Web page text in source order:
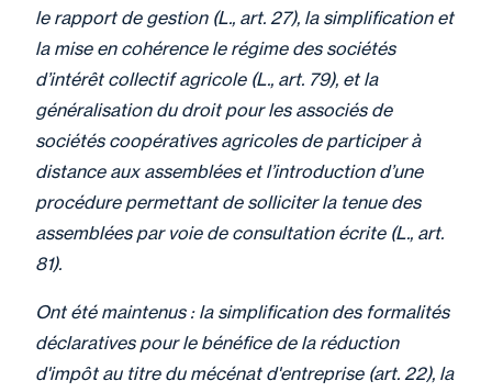
dirigeants fondateurs de
SPATIO dans le cadre de
leur transmission
Actualité 28 mai 2026
Fidal accompagne Next
Pack dans le cadre de
l’acquisition de la société
ALDIVER.
le rapport de gestion (L., art. 27), la simplification et
la mise en cohérence le régime des sociétés
d’intérêt collectif agricole (L., art. 79), et la
généralisation du droit pour les associés de
sociétés coopératives agricoles de participer à
distance aux assemblées et l’introduction d’une
procédure permettant de solliciter la tenue des
assemblées par voie de consultation écrite (L., art.
81).
Ont été maintenus : la simplification des formalités
déclaratives pour le bénéfice de la réduction
d'impôt au titre du mécénat d'entreprise (art. 22), la